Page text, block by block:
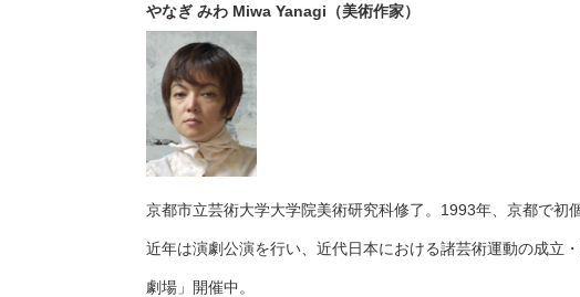
やなぎ みわ Miwa Yanagi （美術作家）
京都市立芸術大学大学院美術研究科修了。 1993年、京都で初
近年は演劇公演を行い、近代日本における諸芸術運動の成立
劇場」開催中。